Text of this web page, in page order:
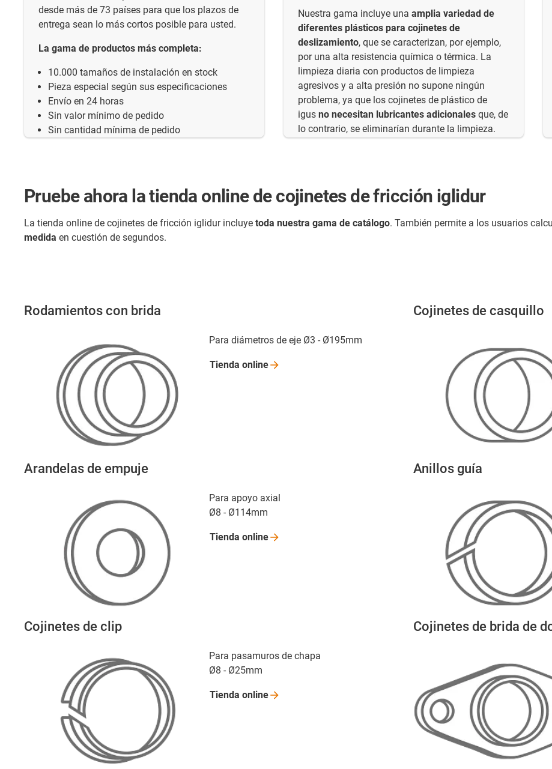
desde más de 73 países para que los plazos de
entrega sean lo más cortos posible para usted.
La gama de productos más completa:
10.000 tamaños de instalación en stock
Pieza especial según sus especificaciones
Envío en 24 horas
Sin valor mínimo de pedido
Sin cantidad mínima de pedido
Nuestra gama incluye una amplia variedad de
diferentes plásticos para cojinetes de
deslizamiento, que se caracterizan, por ejemplo,
por una alta resistencia química o térmica. La
limpieza diaria con productos de limpieza
agresivos y a alta presión no supone ningún
problema, ya que los cojinetes de plástico de
igus no necesitan lubricantes adicionales que, de
lo contrario, se eliminarían durante la limpieza.
Pruebe ahora la tienda online de cojinetes de fricción iglidur
La tienda online de cojinetes de fricción iglidur incluye toda nuestra gama de catálogo. También permite a los usuarios
medida en cuestión de segundos.
Rodamientos con brida
Para diámetros de eje Ø3 - Ø195mm
Tienda online
Cojinetes de casquillo
Arandelas de empuje
Para apoyo axial
Ø8 - Ø114mm
Tienda online
Anillos guía
Cojinetes de clip
Para pasamuros de chapa
Ø8 - Ø25mm
Tienda online
Cojinetes de brida de